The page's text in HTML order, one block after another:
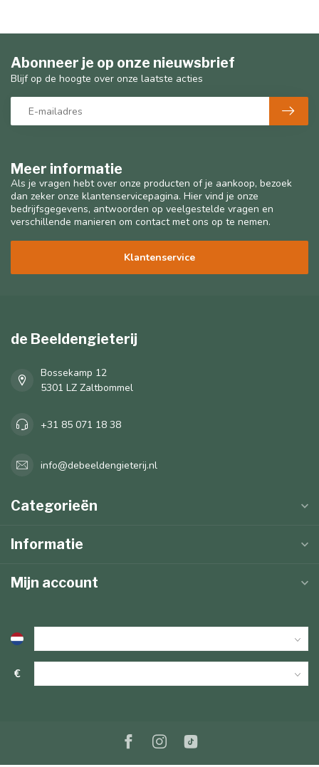
Meer informatie
Als je vragen hebt over onze producten of je aankoop, bezoek
dan zeker onze klantenservicepagina. Hier vind je onze
bedrijfsgegevens, antwoorden op veelgestelde vragen en
verschillende manieren om contact met ons op te nemen.
Klantenservice
Abonneer je op onze nieuwsbrief
Blijf op de hoogte over onze laatste acties
de Beeldengieterij
Bossekamp 12
5301 LZ Zaltbommel
+31 85 071 18 38
info@debeeldengieterij.nl
Categorieën
Informatie
Mijn account
€